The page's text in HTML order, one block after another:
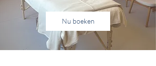
Nu boeken